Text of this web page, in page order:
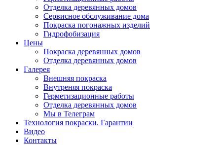
Отделка деревянных домов
Сервисное обслуживание дома
Покраска погонажных изделий
Гидрофобизация
Цены
Покраска деревянных домов
Отделка деревянных домов
Галерея
Внешняя покраска
Внутреняя покраска
Герметизационные работы
Отделка деревянных домов
Мы в Телеграм
Технология покраски. Гарантии
Видео
Контакты